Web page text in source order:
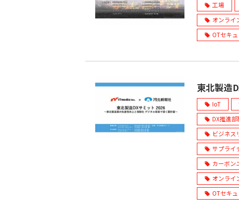
工場
オンライ
OTセキュ
東北製造
IoT
DX推進
ビジネス
サプライ
カーボン
オンライ
OTセキュ